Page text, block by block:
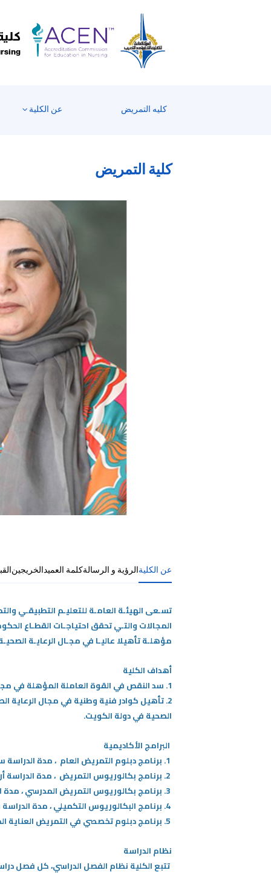
كليه التمريض عن الكلية
كلية التمريض
عن الكليةالرؤية و الرسالةكلمة العميدالخريجين
تسـعى الهيئـة العامـة للتعليـم التطبيقـي
المجالات والتـيتحقق احتياجـات القطـاع
مؤهلـة تأهيلا عاليـا في مجـال الرعايـة
أهداف الكلية
1. سد النقص في القوة العاملة المؤهلة في مجال الخدمات الصحية في البلاد.
2. تأهيل كوادر فنية وطنية في مجال الرعاية
الصحية في دولة الكويت.
البرامج الأكاديمية
4. برنامج البكالوريوس التكميلي ، مدة الدراسة سنتان ونصف بعد دبلوم التمريض .
نظام الدراسة